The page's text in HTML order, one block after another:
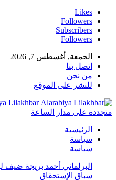
Likes
Followers
Subscribers
Followers
الجمعة, أغسطس 7, 2026
اتصل بنا
من نحن
للنشر على الموقع
متجددة على مدار الساعة
الرئيسية
سياسة
سياسة
البرلماني أحمد بريجة
سباق الإستحقاق